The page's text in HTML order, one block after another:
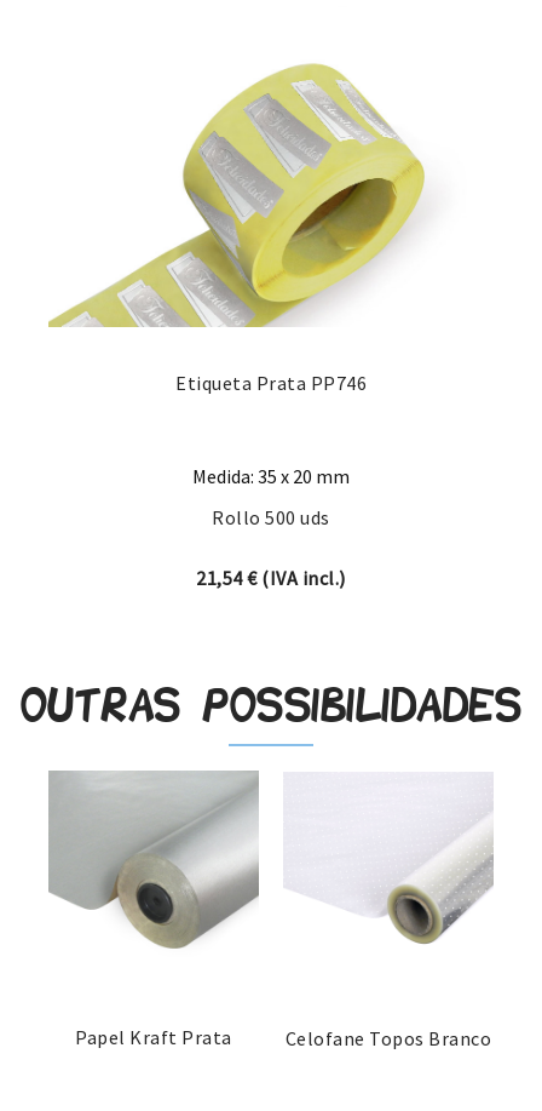
Etiqueta Prata PP746
Medida: 35 x 20 mm
Rollo 500 uds
21,54€(IVA incl.)
Outras possibilidades
Papel Kraft Prata Celofane Topos Branco